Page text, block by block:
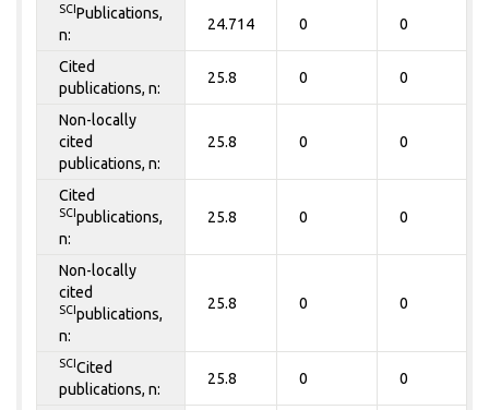
SCIPublications,
n:
24.714 0 0
Cited
publications, n:
25.8 0 0
Non-locally
cited
publications, n:
25.8 0 0
Cited
SCIpublications,
n:
25.8 0 0
Non-locally
cited
SCIpublications,
n:
25.8 0 0
SCICited
publications, n:
25.8 0 0